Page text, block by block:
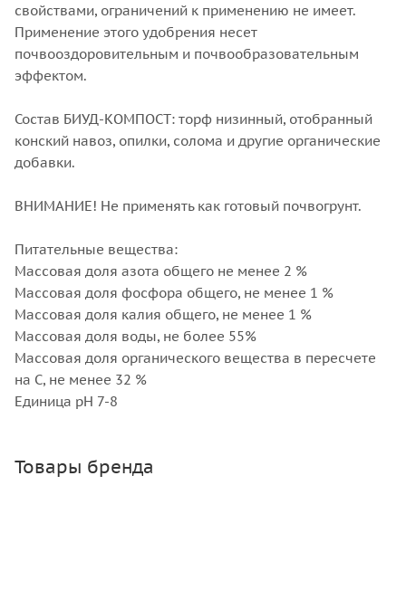
свойствами, ограничений к применению не имеет.
Применение этого удобрения несет
почвооздоровительным и почвообразовательным
эффектом.
Состав БИУД-КОМПОСТ: торф низинный, отобранный
конский навоз, опилки, солома и другие органические
добавки.
ВНИМАНИЕ! Не применять как готовый почвогрунт.
Питательные вещества:
Массовая доля азота общего не менее 2 %
Массовая доля фосфора общего, не менее 1 %
Массовая доля калия общего, не менее 1 %
Массовая доля воды, не более 55%
Массовая доля органического вещества в пересчете
на С, не менее 32 %
Единица рН 7-8
Товары бренда